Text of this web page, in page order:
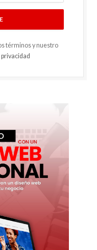
términos y nuestro
privacidad